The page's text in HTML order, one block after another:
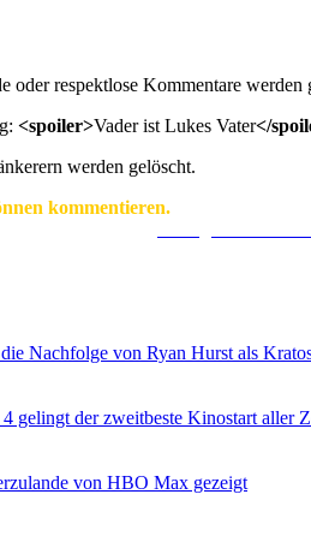
oder respektlose Kommentare werden
<spoiler>Vader ist Lukes Vater</
werden gelöscht.
kommentieren.
Nachfolge von Ryan Hurst als
gelingt der zweitbeste Kinostart aller
von HBO Max gezeigt